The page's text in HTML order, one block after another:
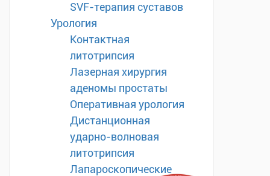
SVF-терапия суставов
Урология
Контактная
литотрипсия
Лазерная хирургия
аденомы простаты
Оперативная урология
Дистанционная
ударно-волновая
литотрипсия
Лапароскопические